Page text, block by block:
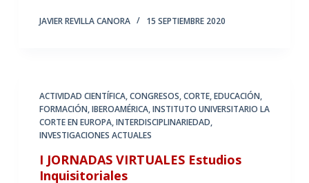
JAVIER REVILLA CANORA 15 SEPTIEMBRE 2020
ACTIVIDAD CIENTÍFICA,CONGRESOS,CORTE,EDUCACIÓN,
FORMACIÓN,IBEROAMÉRICA,INSTITUTO UNIVERSITARIO LA
CORTE EN EUROPA,INTERDISCIPLINARIEDAD,
INVESTIGACIONES ACTUALES
I JORNADAS VIRTUALES Estudios
Inquisitoriales